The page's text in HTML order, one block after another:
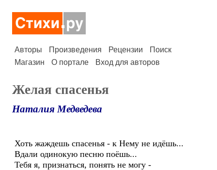
Авторы Произведения Рецензии
Поиск
Магазин
О портале Вход для авторов
Желая спасенья
Наталия Медведева
Хоть жаждешь спасенья - к Нему не идёшь...
Вдали одинокую песню поёшь...
Тебя я, признаться, понять не могу -